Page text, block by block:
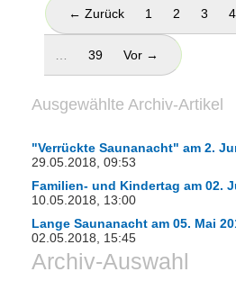
← Zurück 1 2 3 4
39 Vor →
Ausgewählte Archiv-Artikel
"Verrückte Saunanacht" am 2.
29.05.2018, 09:53
Familien- und Kindertag am 02.
10.05.2018, 13:00
Lange Saunanacht am 05. Mai
02.05.2018, 15:45
Archiv-Auswahl